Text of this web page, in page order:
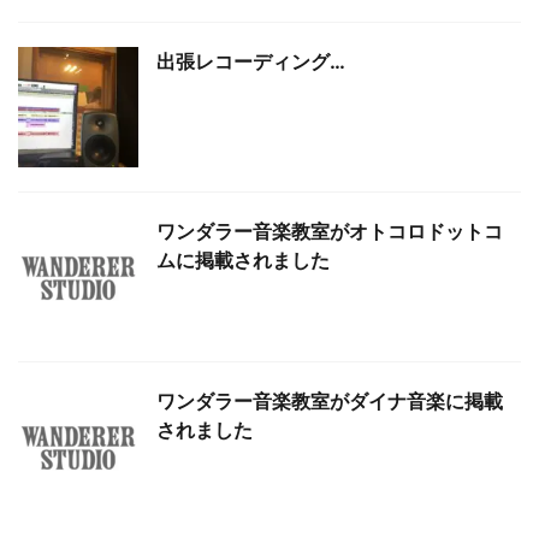
出張レコーディング…
ワンダラー音楽教室がオトコロドットコ
ムに掲載されました
ワンダラー音楽教室がダイナ音楽に掲載
されました